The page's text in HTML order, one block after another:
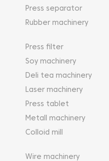
Press separator
Rubber machinery
Press filter
Soy machinery
Deli tea machinery
Laser machinery
Press tablet
Metall machinery
Colloid mill
Wire machinery